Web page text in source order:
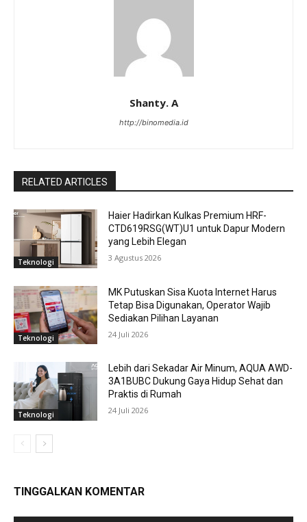
Shanty. A
http://binomedia.id
RELATED ARTICLES
Teknologi
Haier Hadirkan Kulkas Premium HRF-
CTD619RSG(WT)U1 untuk Dapur Modern
yang Lebih Elegan
3 Agustus 2026
Teknologi
MK Putuskan Sisa Kuota Internet Harus
Tetap Bisa Digunakan, Operator Wajib
Sediakan Pilihan Layanan
24 Juli 2026
Teknologi
Lebih dari Sekadar Air Minum, AQUA AWD-
3A1BUBC Dukung Gaya Hidup Sehat dan
Praktis di Rumah
24 Juli 2026
TINGGALKAN KOMENTAR